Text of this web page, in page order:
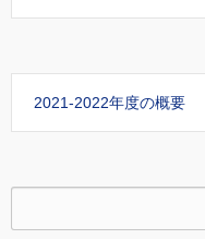
2021-2022年度の概要